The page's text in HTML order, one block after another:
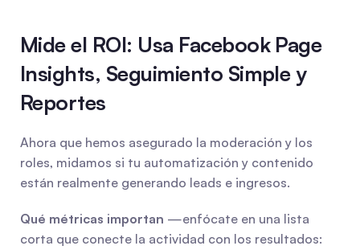
Mide el ROI: Usa Facebook Page
Insights, Seguimiento Simple y
Reportes
Ahora que hemos asegurado la moderación y los
roles, midamos si tu automatización y contenido
están realmente generando leads e ingresos.
Qué métricas importan —enfócate en una lista
corta que conecte la actividad con los resultados: